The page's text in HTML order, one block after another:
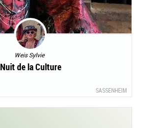
Weis Sylvie
Nuit de la Culture
SASSENHEIM